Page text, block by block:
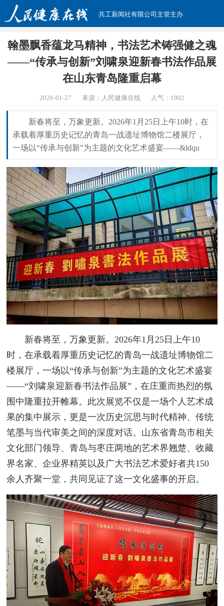
共工新闻社有限公司主管主办
翰墨飘香蕴龙马精神，书法艺术铸强健之魂
——“传承与创新”刘啸泉迎新春书法作品展
在山东青岛隆重启幕
2026-01-27 来源：人民健康在线 人气： 1902
新春将至，万象更新。2026年1月25日上午10时，在
承载着厚重历史记忆的青岛一战遗址博物馆二楼展厅，
一场以“传承与创新”为主题的文化艺术盛宴——&ldqu
新春将至，万象更新。2026年1月25日上午10
时，在承载着厚重历史记忆的青岛一战遗址博物馆二
楼展厅，一场以“传承与创新”为主题的文化艺术盛宴
——“刘啸泉迎新春书法作品展”，在庄重而热烈的氛
围中隆重拉开帷幕。此次展览不仅是一场个人艺术成
果的集中展示，更是一次历史沉思与时代精神、传统
笔墨与当代审美之间的深度对话。山东省青岛市相关
文化部门领导、青岛与枣庄两地的艺术界翘楚、收藏
界名家、企业界精英以及广大书法艺术爱好者共150
余人齐聚一堂，共同见证了这一文化盛事的开启。